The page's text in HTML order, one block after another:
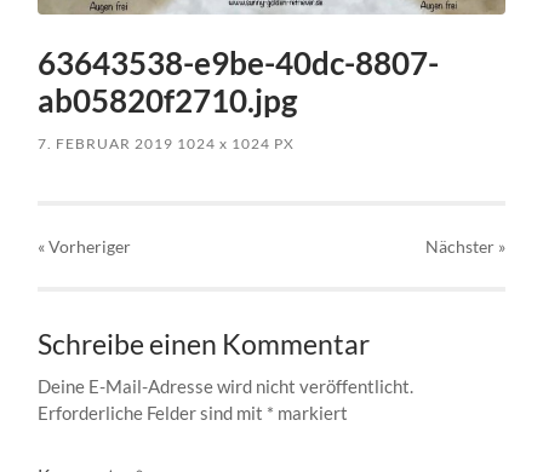
63643538-e9be-40dc-8807-
ab05820f2710.jpg
7. FEBRUAR 2019 1024x 1024 PX
« Vorheriger Nächster »
Schreibe einen Kommentar
Deine E-Mail-Adresse wird nicht veröffentlicht.
Erforderliche Felder sind mit * markiert